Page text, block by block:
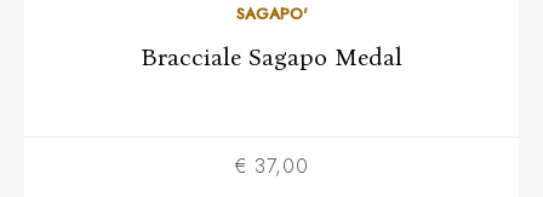
SAGAPO'
Bracciale Sagapo Medal
€ 37,00